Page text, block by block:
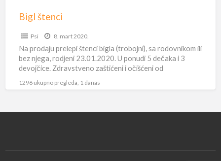
Bigl štenci
Psi 8. mart 2020.
Na prodaju prelepi štenci bigla (trobojni), sa rodovnikom ili
bez njega, rodjeni 23.01.2020. U ponudi 5 dečaka i 3
devojčice. Zdravstveno zaštićeni i očišćeni od
1296 ukupno pregleda, 1 danas